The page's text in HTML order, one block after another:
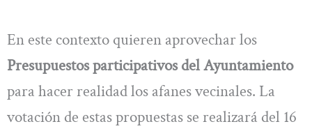
En este contexto quieren aprovechar los
Presupuestos participativos del Ayuntamiento
para hacer realidad los afanes vecinales. La
votación de estas propuestas se realizará del 16